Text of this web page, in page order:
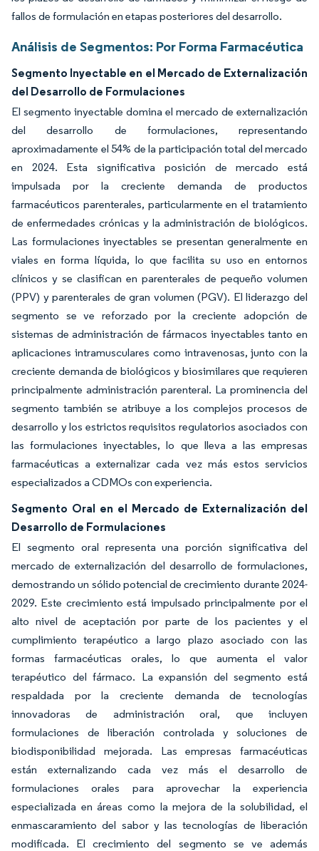
fallos de formulación en etapas posteriores del desarrollo.
Análisis de Segmentos: Por Forma Farmacéutica
Segmento Inyectable en el Mercado de Externalización
del Desarrollo de Formulaciones
El segmento inyectable domina el mercado de externalización
del desarrollo de formulaciones, representando
aproximadamente el 54% de la participación total del mercado
en 2024. Esta significativa posición de mercado está
impulsada por la creciente demanda de productos
farmacéuticos parenterales, particularmente en el tratamiento
de enfermedades crónicas y la administración de biológicos.
Las formulaciones inyectables se presentan generalmente en
viales en forma líquida, lo que facilita su uso en entornos
clínicos y se clasifican en parenterales de pequeño volumen
(PPV) y parenterales de gran volumen (PGV). El liderazgo del
segmento se ve reforzado por la creciente adopción de
sistemas de administración de fármacos inyectables tanto en
aplicaciones intramusculares como intravenosas, junto con la
creciente demanda de biológicos y biosimilares que requieren
principalmente administración parenteral. La prominencia del
segmento también se atribuye a los complejos procesos de
desarrollo y los estrictos requisitos regulatorios asociados con
las formulaciones inyectables, lo que lleva a las empresas
farmacéuticas a externalizar cada vez más estos servicios
especializados a CDMOs con experiencia.
Segmento Oral en el Mercado de Externalización del
Desarrollo de Formulaciones
El segmento oral representa una porción significativa del
mercado de externalización del desarrollo de formulaciones,
demostrando un sólido potencial de crecimiento durante 2024-
2029. Este crecimiento está impulsado principalmente por el
alto nivel de aceptación por parte de los pacientes y el
cumplimiento terapéutico a largo plazo asociado con las
formas farmacéuticas orales, lo que aumenta el valor
terapéutico del fármaco. La expansión del segmento está
respaldada por la creciente demanda de tecnologías
innovadoras de administración oral, que incluyen
formulaciones de liberación controlada y soluciones de
biodisponibilidad mejorada. Las empresas farmacéuticas
están externalizando cada vez más el desarrollo de
formulaciones orales para aprovechar la experiencia
especializada en áreas como la mejora de la solubilidad, el
enmascaramiento del sabor y las tecnologías de liberación
modificada. El crecimiento del segmento se ve además